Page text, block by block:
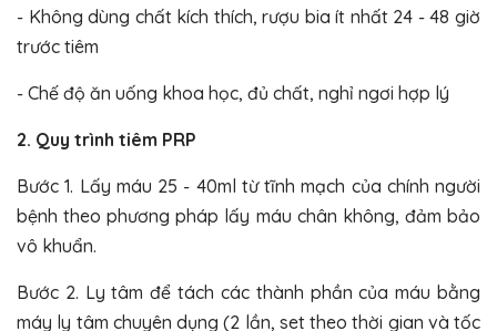
- Không dùng chất kích thích, rượu bia ít nhất 24 - 48 giờ
trước tiêm
- Chế độ ăn uống khoa học, đủ chất, nghỉ ngơi hợp lý
2. Quy trình tiêm PRP
Bước 1. Lấy máu 25 - 40ml từ tĩnh mạch của chính người
bệnh theo phương pháp lấy máu chân không, đảm bảo
vô khuẩn.
Bước 2. Ly tâm để tách các thành phần của máu bằng
máy ly tâm chuyên dụng (2 lần, set theo thời gian và tốc